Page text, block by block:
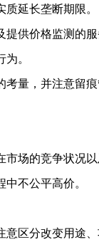
延长垄断期限。
供价格监测的
。
量，并注意留
场的竞争状况
不公平高价。
区分改变用途